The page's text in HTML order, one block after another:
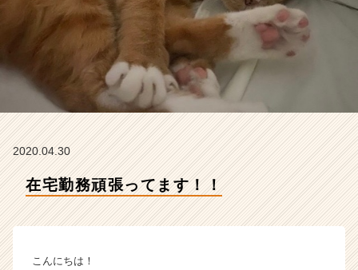
ー
タ
イ
ム
ラ
イ
チ
ー・
2020.04.30
在宅勤務頑張ってます！！
こんにちは！